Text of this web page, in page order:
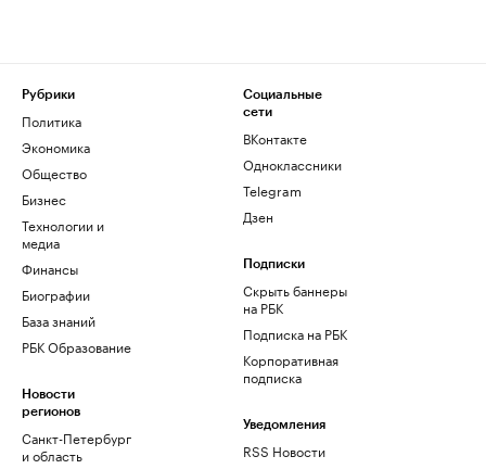
Рубрики
Политика
Экономика
Общество
Бизнес
Технологии и
медиа
Финансы
Биографии
База знаний
РБК Образование
Новости
регионов
Санкт-Петербург
и область
Социальные
сети
ВКонтакте
Одноклассники
Telegram
Дзен
Подписки
Скрыть баннеры
на РБК
Подписка на РБК
Корпоративная
подписка
Уведомления
RSS Новости